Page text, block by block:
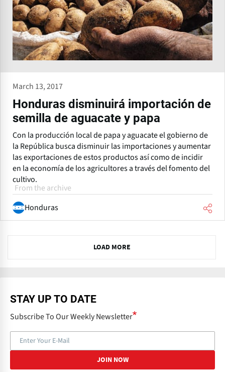
March 13, 2017
Honduras disminuirá importación de
semilla de aguacate y papa
Con la producción local de papa y aguacate el gobierno de
la República busca disminuir las importaciones y aumentar
las exportaciones de estos productos así como de incidir
en la economía de los agricultores a través del fomento del
cultivo.
From the archive
Honduras
LOAD MORE
STAY UP TO DATE
Subscribe To Our Weekly Newsletter